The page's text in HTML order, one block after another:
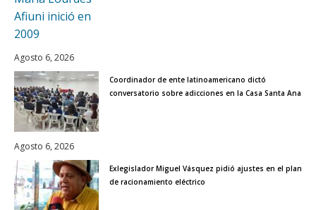
Agosto 6, 2026
Coordinador de ente latinoamericano dictó
conversatorio sobre adicciones en la Casa Santa Ana
Agosto 6, 2026
Exlegislador Miguel Vásquez pidió ajustes en el plan
de racionamiento eléctrico